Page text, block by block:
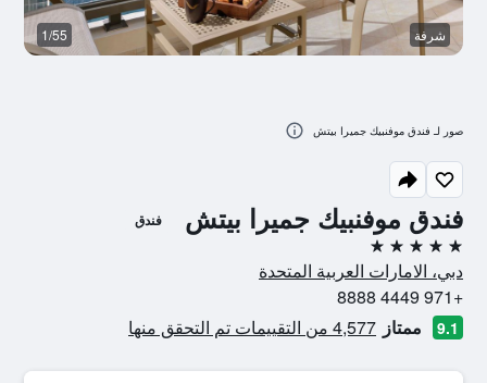
فندق موفنبيك جميرا بيتش فندق
5 نجوم
دبي، الامارات العربية المتحدة
+971 4449 8888
9.1 ممتاز 4,577 من التقييمات تم التحقق منها
شرفة 1/55
صور لـ فندق موفنبيك جميرا بيتش